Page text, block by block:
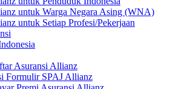
untuk Warga Negara Asing (WNA)
untuk Setiap Profesi/Pekerjaan
Asuransi Allianz
Formulir SPAJ Allianz